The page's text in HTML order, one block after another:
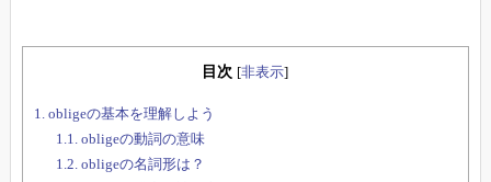
目次 [非表示]
1. obligeの基本を理解しよう
1.1. obligeの動詞の意味
1.2. obligeの名詞形は？